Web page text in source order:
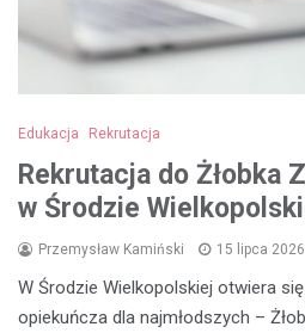
Edukacja Rekrutacja
Rekrutacja do Żłobka
w Środzie
Przemysław Kamiński 15 lipca 2026
W Środzie Wielkopolskiej otwiera
opiekuńcza dla najmłodszych –